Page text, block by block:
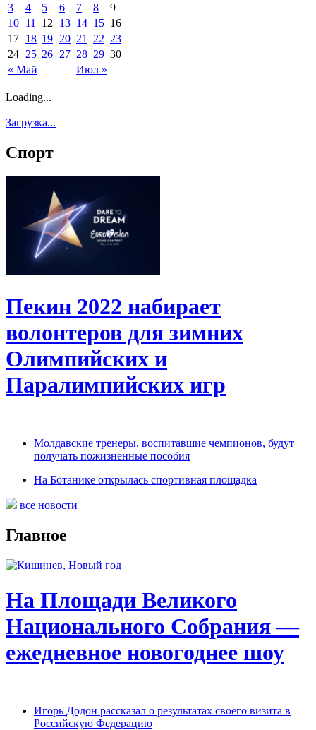
« Май Июл »
3
4 5 6 7 8
9
10 11 12 13 14 15 16
17 18 19 20 21 22 23
24 25 26 27 28 29 30
Loading...
Загрузка...
Спорт
Пекин 2022 набирает
волонтеров для зимних
Олимпийских и
Паралимпийских игр
Молдавские тренеры, воспитавшие чемпионов, будут
получать пожизненные пособия
На Ботанике открылась спортивная площадка
все новости
Главное
На Площади Великого
Национального Собрания —
ежедневное новогоднее шоу
Игорь Додон рассказал о результатах своего визита в
Российскую Федерацию